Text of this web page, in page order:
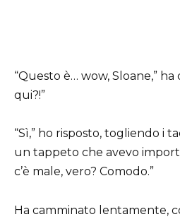
“Questo è… wow, Sloane,”
qui?!”
“Sì,” ho risposto, togliendo i
un tappeto che avevo
c’è male, vero? Comodo.”
Ha camminato lentamente,